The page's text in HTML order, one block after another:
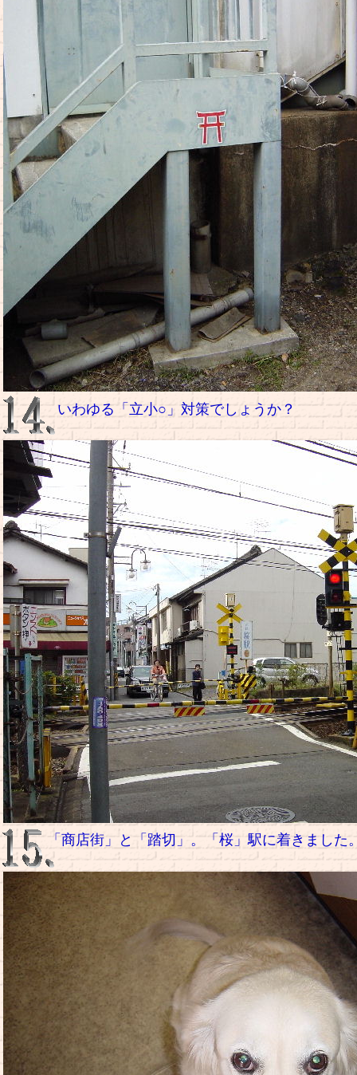
いわゆる「立小○」対策でしょうか？
「商店街」と「踏切」。「桜」駅に着きました